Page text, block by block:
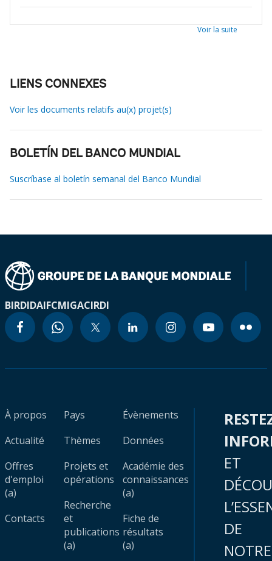
Voir la suite
LIENS CONNEXES
Voir les documents relatifs au(x) projet(s)
BOLETÍN DEL BANCO MUNDIAL
Suscríbase al boletín semanal del Banco Mundial
BIRDIDAIFCMIGACIRDI
À propos
Actualité
Offres
d'emploi
(a)
Contacts
Pays
Thèmes
Projets et
opérations
Recherche
et
publications
(a)
Évènements
Données
Académie des
connaissances
(a)
Fiche de
résultats
(a)
ET
DE
NOTRE